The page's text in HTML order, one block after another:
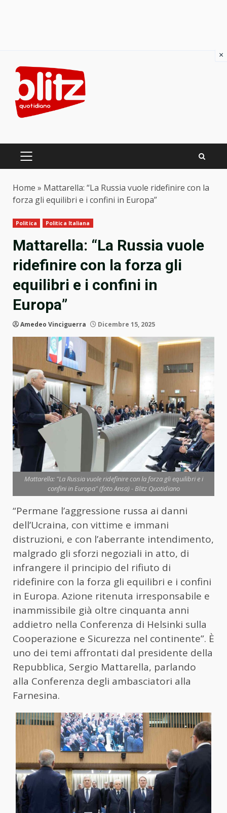
content
PRIMARY
Home » Mattarella: “La Russia vuole ridefinire con la
forza gli equilibri e i confini in Europa”
Politica Politica Italiana
Mattarella: “La Russia vuole
ridefinire con la forza gli
equilibri e i confini in
Europa”
Amedeo Vinciguerra Dicembre 15, 2025
Mattarella: "La Russia vuole ridefinire con la forza gli equilibri e i
confini in Europa" (foto Ansa) - Blitz Quotidiano
“Permane l’aggressione russa ai danni
dell’Ucraina, con vittime e immani
distruzioni, e con l’aberrante intendimento,
malgrado gli sforzi negoziali in atto, di
infrangere il principio del rifiuto di
ridefinire con la forza gli equilibri e i confini
in Europa. Azione ritenuta irresponsabile e
inammissibile già oltre cinquanta anni
addietro nella Conferenza di Helsinki sulla
Cooperazione e Sicurezza nel continente”. È
uno dei temi affrontati dal presidente della
Repubblica, Sergio Mattarella, parlando
alla Conferenza degli ambasciatori alla
Farnesina.
×